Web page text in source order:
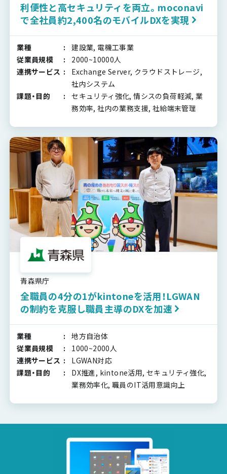
利便性と高セキュリティを両立。moconavi
で全社員約2,400名のモバイルDXを実現
業種
建設業, 電機工事業
従業員規模
2000~10000人
連携サービス
Exchange Server, クラウドストレージ,
社内システム
課題・目的
セキュリティ強化, 情シスの負荷軽減, 業
務効率, 社内の業務支援, 社給端末管理
青森県庁
全職員の4分の1がkintoneを活用！LGWAN
の制約を克服し職員主導のDXを加速
業種
地方自治体
従業員規模
1000~2000人
連携サービス
LGWAN対応
課題・目的
DX推進, kintone活用, セキュリティ強化,
業務効率化, 職員のIT活用意識向上